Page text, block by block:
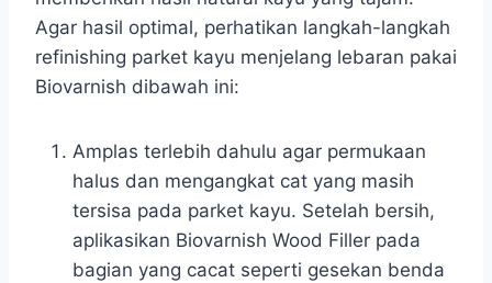
Agar hasil optimal, perhatikan langkah-langkah
refinishing parket kayu menjelang lebaran pakai
Biovarnish dibawah ini:
Amplas terlebih dahulu agar permukaan
halus dan mengangkat cat yang masih
tersisa pada parket kayu. Setelah bersih,
aplikasikan Biovarnish Wood Filler pada
bagian yang cacat seperti gesekan benda